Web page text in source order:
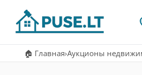
🏠 Главная›Аукционы